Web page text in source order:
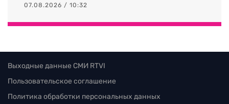
07.08.2026 / 10:32
Выходные данные СМИ RTVI
Пользовательское соглашение
Политика обработки персональных данных